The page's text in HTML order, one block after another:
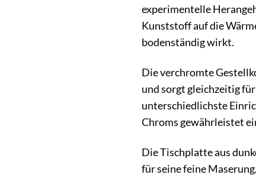
experimentelle
Kunststoff auf die
bodenständig wirkt.
Die verchromte
und sorgt gleichzeitig
unterschiedlichste
Chroms gewährleistet
Die Tischplatte aus
für seine feine